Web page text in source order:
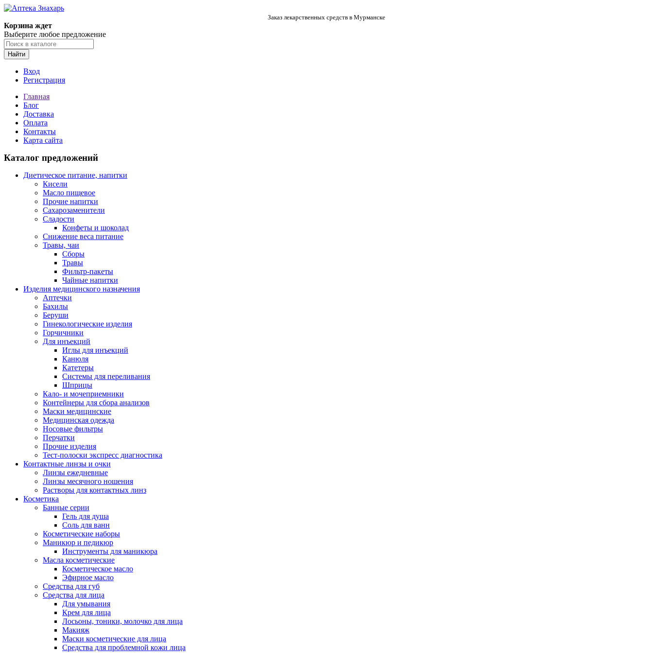
Заказ лекарственных средств в Мурманске
Корзина ждет
Выберите любое предложение
Найти
Вход
Регистрация
Главная
Блог
Доставка
Оплата
Контакты
Карта сайта
Каталог предложений
Диетическое питание, напитки
Кисели
Масло пищевое
Прочие напитки
Сахарозаменители
Сладости
Конфеты и шоколад
Снижение веса питание
Травы, чаи
Сборы
Травы
Фильтр-пакеты
Чайные напитки
Изделия медицинского назначения
Аптечки
Бахилы
Беруши
Гинекологические изделия
Горчичники
Для инъекций
Иглы для инъекций
Канюля
Катетеры
Системы для переливания
Шприцы
Кало- и мочеприемники
Контейнеры для сбора анализов
Маски медицинские
Медицинская одежда
Носовые фильтры
Перчатки
Прочие изделия
Тест-полоски экспресс диагностика
Контактные линзы и очки
Линзы ежедневные
Линзы месячного ношения
Растворы для контактных линз
Косметика
Банные серии
Гель для душа
Соль для ванн
Косметические наборы
Маникюр и педикюр
Инструменты для маникюра
Масла косметические
Косметическое масло
Эфирное масло
Средства для губ
Средства для лица
Для умывания
Крем для лица
Лосьоны, тоники, молочко для лица
Макияж
Маски косметические для лица
Средства для проблемной кожи лица